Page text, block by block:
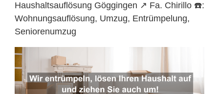
Haushaltsauflösung Göggingen ↗️ Fa. Chirillo ☎️:
Wohnungsauflösung, Umzug, Entrümpelung,
Seniorenumzug